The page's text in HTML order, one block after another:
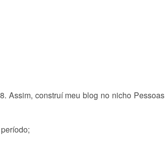
Assim, construí meu blog no nicho Pessoas